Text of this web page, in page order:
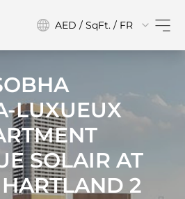
AED / SqFt. / FR
LUXUEUX
SOLAIR AT
2